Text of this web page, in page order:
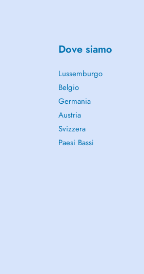
Dove siamo
Lussemburgo
Belgio
Germania
Austria
Svizzera
Paesi Bassi